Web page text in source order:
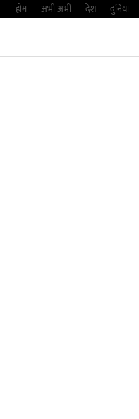
Skipहोम अभी अभी देश दुनिया